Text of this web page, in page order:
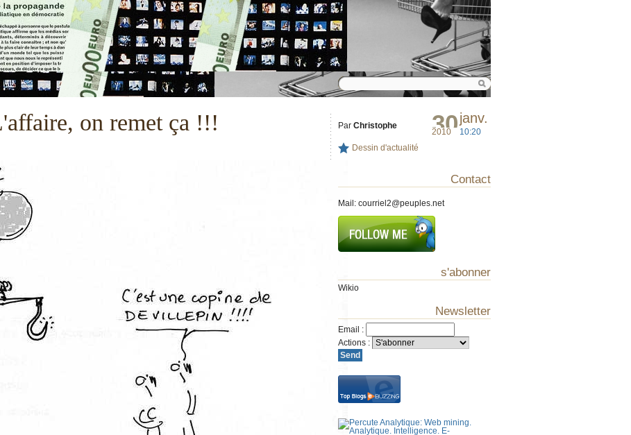
on remet ça !!! 30janv.
2010 10:20
Par Christophe
Dessin d'actualité
Contact
Mail: courriel2@peuples.net
s'abonner
Wikio
Newsletter
Email :
Actions :